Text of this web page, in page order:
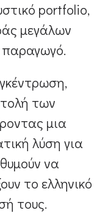
portfolio,
μεγάλων
των
μια
λύση για
να
το ελληνικό
τους.